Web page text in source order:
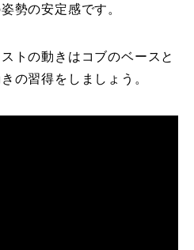
姿勢の安定感です。
トの動きはコブのベースと
の習得をしましょう。